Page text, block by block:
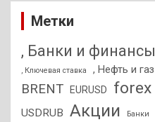
Метки
, Банки и финансы
, Ключевая ставка , Нефть и газ
BRENT EURUSD forex
USDRUB Акции Банки